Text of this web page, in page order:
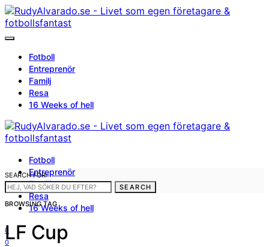
Fotboll
Entreprenör
Familj
Resa
16 Weeks of hell
Fotboll
Entreprenör
Familj
Resa
16 Weeks of hell
0
0
SEARCH FOR:
SEARCH
BROWSING TAG
LF Cup